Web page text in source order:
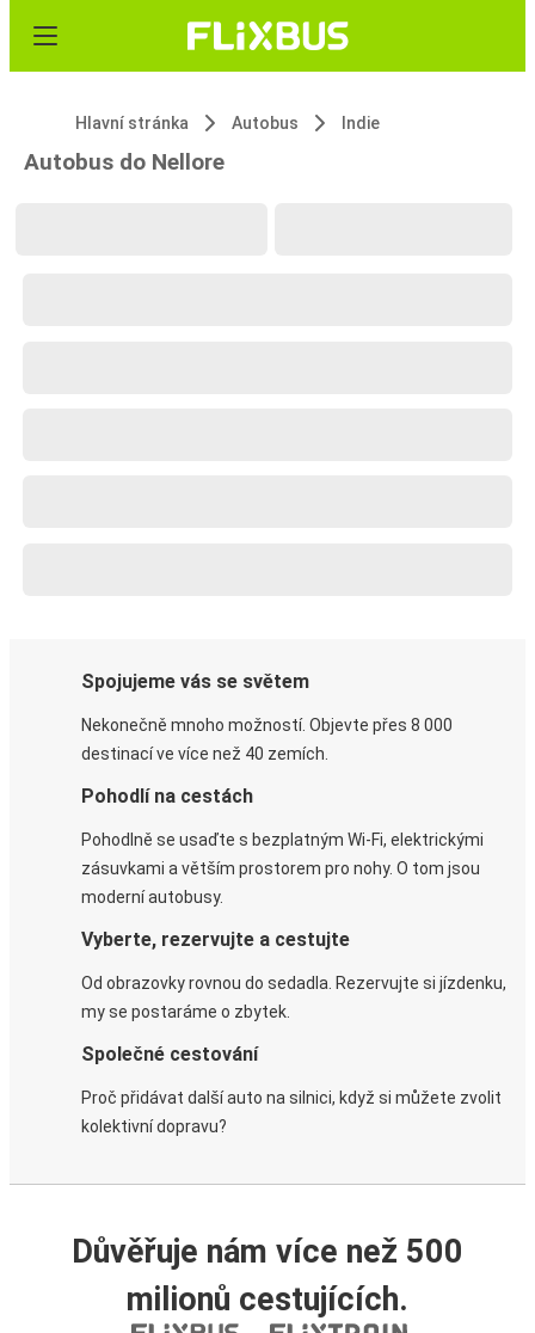
Hlavní stránka Autobus Indie
Autobus do Nellore
Spojujeme vás se světem
Nekonečně mnoho možností. Objevte přes 8 000
destinací ve více než 40 zemích.
Pohodlí na cestách
Pohodlně se usaďte s bezplatným Wi-Fi, elektrickými
zásuvkami a větším prostorem pro nohy. O tom jsou
moderní autobusy.
Vyberte, rezervujte a cestujte
Od obrazovky rovnou do sedadla. Rezervujte si jízdenku,
my se postaráme o zbytek.
Společné cestování
Proč přidávat další auto na silnici, když si můžete zvolit
kolektivní dopravu?
Důvěřuje nám více než 500
milionů cestujících.